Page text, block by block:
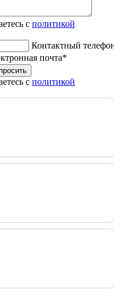
с политикой
Контактный
почта*
с политикой